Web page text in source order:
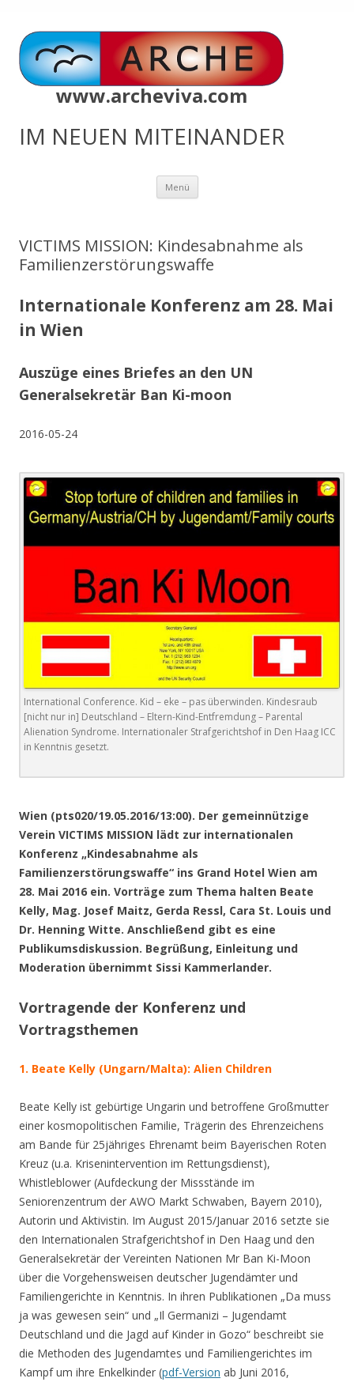
www.archeviva.com
IM NEUEN MITEINANDER
Menü Zum
springen
VICTIMS MISSION: Kindesabnahme als
Familienzerstörungswaffe
Internationale Konferenz am 28. Mai
in Wien
Auszüge eines Briefes an den UN
Generalsekretär Ban Ki-moon
2016-05-24
International Conference. Kid – eke – pas überwinden. Kindesraub
[nicht nur in] Deutschland – Eltern-Kind-Entfremdung – Parental
Alienation Syndrome. Internationaler Strafgerichtshof in Den Haag ICC
in Kenntnis gesetzt.
Wien (pts020/19.05.2016/13:00). Der gemeinnützige
Verein VICTIMS MISSION lädt zur internationalen
Konferenz „Kindesabnahme als
Familienzerstörungswaffe“ ins Grand Hotel Wien am
28. Mai 2016 ein. Vorträge zum Thema halten Beate
Kelly, Mag. Josef Maitz, Gerda Ressl, Cara St. Louis und
Dr. Henning Witte. Anschließend gibt es eine
Publikumsdiskussion. Begrüßung, Einleitung und
Moderation übernimmt Sissi Kammerlander.
Vortragende der Konferenz und
Vortragsthemen
1. Beate Kelly (Ungarn/Malta): Alien Children
Beate Kelly ist gebürtige Ungarin und betroffene Großmutter
einer kosmopolitischen Familie, Trägerin des Ehrenzeichens
am Bande für 25jähriges Ehrenamt beim Bayerischen Roten
Kreuz (u.a. Krisenintervention im Rettungsdienst),
Whistleblower (Aufdeckung der Missstände im
Seniorenzentrum der AWO Markt Schwaben, Bayern 2010),
Autorin und Aktivistin. Im August 2015/Januar 2016 setzte sie
den Internationalen Strafgerichtshof in Den Haag und den
Generalsekretär der Vereinten Nationen Mr Ban Ki-Moon
über die Vorgehensweisen deutscher Jugendämter und
Familiengerichte in Kenntnis. In ihren Publikationen „Da muss
ja was gewesen sein“ und „Il Germanizi – Jugendamt
Deutschland und die Jagd auf Kinder in Gozo“ beschreibt sie
die Methoden des Jugendamtes und Familiengerichtes im
Kampf um ihre Enkelkinder (pdf-Version ab Juni 2016,